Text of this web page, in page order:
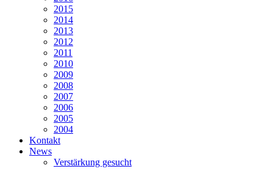
2015
2014
2013
2012
2011
2010
2009
2008
2007
2006
2005
2004
Kontakt
News
Verstärkung gesucht